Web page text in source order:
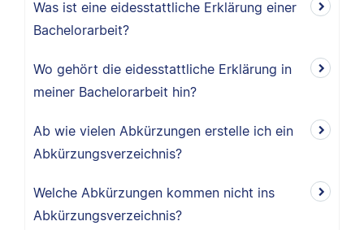
Was ist eine eidesstattliche Erklärung einer
Bachelorarbeit?
Wo gehört die eidesstattliche Erklärung in
meiner Bachelorarbeit hin?
Ab wie vielen Abkürzungen erstelle ich ein
Abkürzungsverzeichnis?
Welche Abkürzungen kommen nicht ins
Abkürzungsverzeichnis?